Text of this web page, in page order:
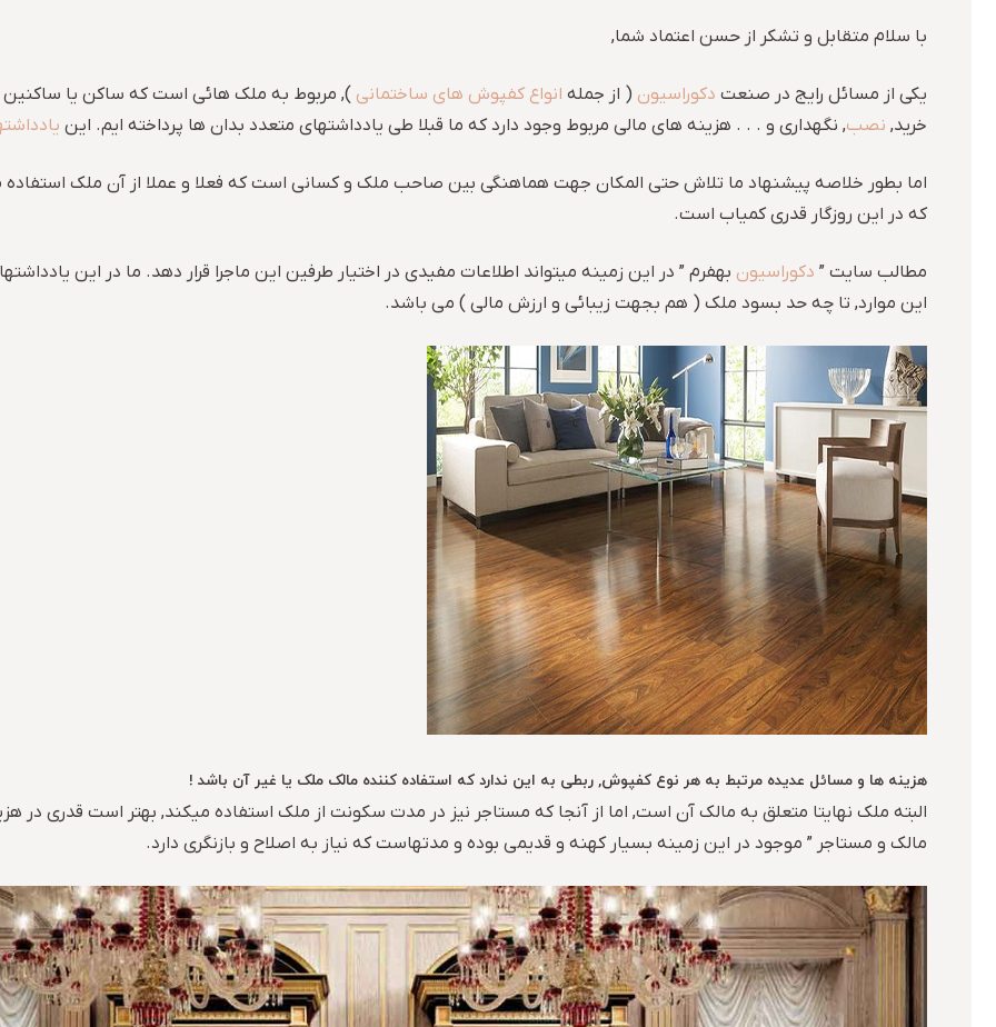
با سلام متقابل و تشکر از حسن اعتماد شما,
یکی از مسائل رایج در صنعت دکوراسیون ( از جمله انواع کفپوش های ساختمانی ), مربوط به ملک هائی است که ساکن یا ساکنین
خرید, نصب, نگهداری و . . . هزینه های مالی مربوط وجود دارد که ما قبلا طی یادداشتهای متعدد بدان ها پرداخته ایم. این
اما بطور خلاصه پیشنهاد ما تلاش حتی المکان جهت هماهنگی بین صاحب ملک و کسانی است که فعلا و عملا از آن ملک استفاده
که در این روزگار قدری کمیاب است.
مطالب سایت ” دکوراسیون بهفرم ” در این زمینه میتواند اطلاعات مفیدی در اختیار طرفین این ماجرا قرار دهد. ما در این
این موارد, تا چه حد بسود ملک ( هم بجهت زیبائی و ارزش مالی ) می باشد.
هزینه ها و مسائل عدیده مرتبط به هر نوع کفپوش, ربطی به این ندارد که استفاده کننده مالک ملک یا غیر آن باشد !
البته ملک نهایتا متعلق به مالک آن است, اما از آنجا که مستاجر نیز در مدت سکونت از ملک استفاده میکند, بهتر است قدری در
مالک و مستاجر ” موجود در این زمینه بسیار کهنه و قدیمی بوده و مدتهاست که نیاز به اصلاح و بازنگری دارد.